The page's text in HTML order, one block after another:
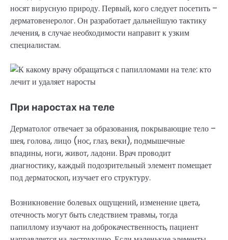
носят вирусную природу. Первый, кого следует посетить –
дерматовенеролог. Он разработает дальнейшую тактику
лечения, в случае необходимости направит к узким
специалистам.
При наростах на теле
Дерматолог отвечает за образования, покрывающие тело –
шея, голова, лицо (нос, глаз, веки), подмышечные
впадины, ноги, живот, ладони. Врач проводит
диагностику, каждый подозрительный элемент помещает
под дерматоскоп, изучает его структуру.
Возникновение болевых ощущений, изменение цвета,
отечность могут быть следствием травмы, тогда
папиллому изучают на доброкачественность, пациент